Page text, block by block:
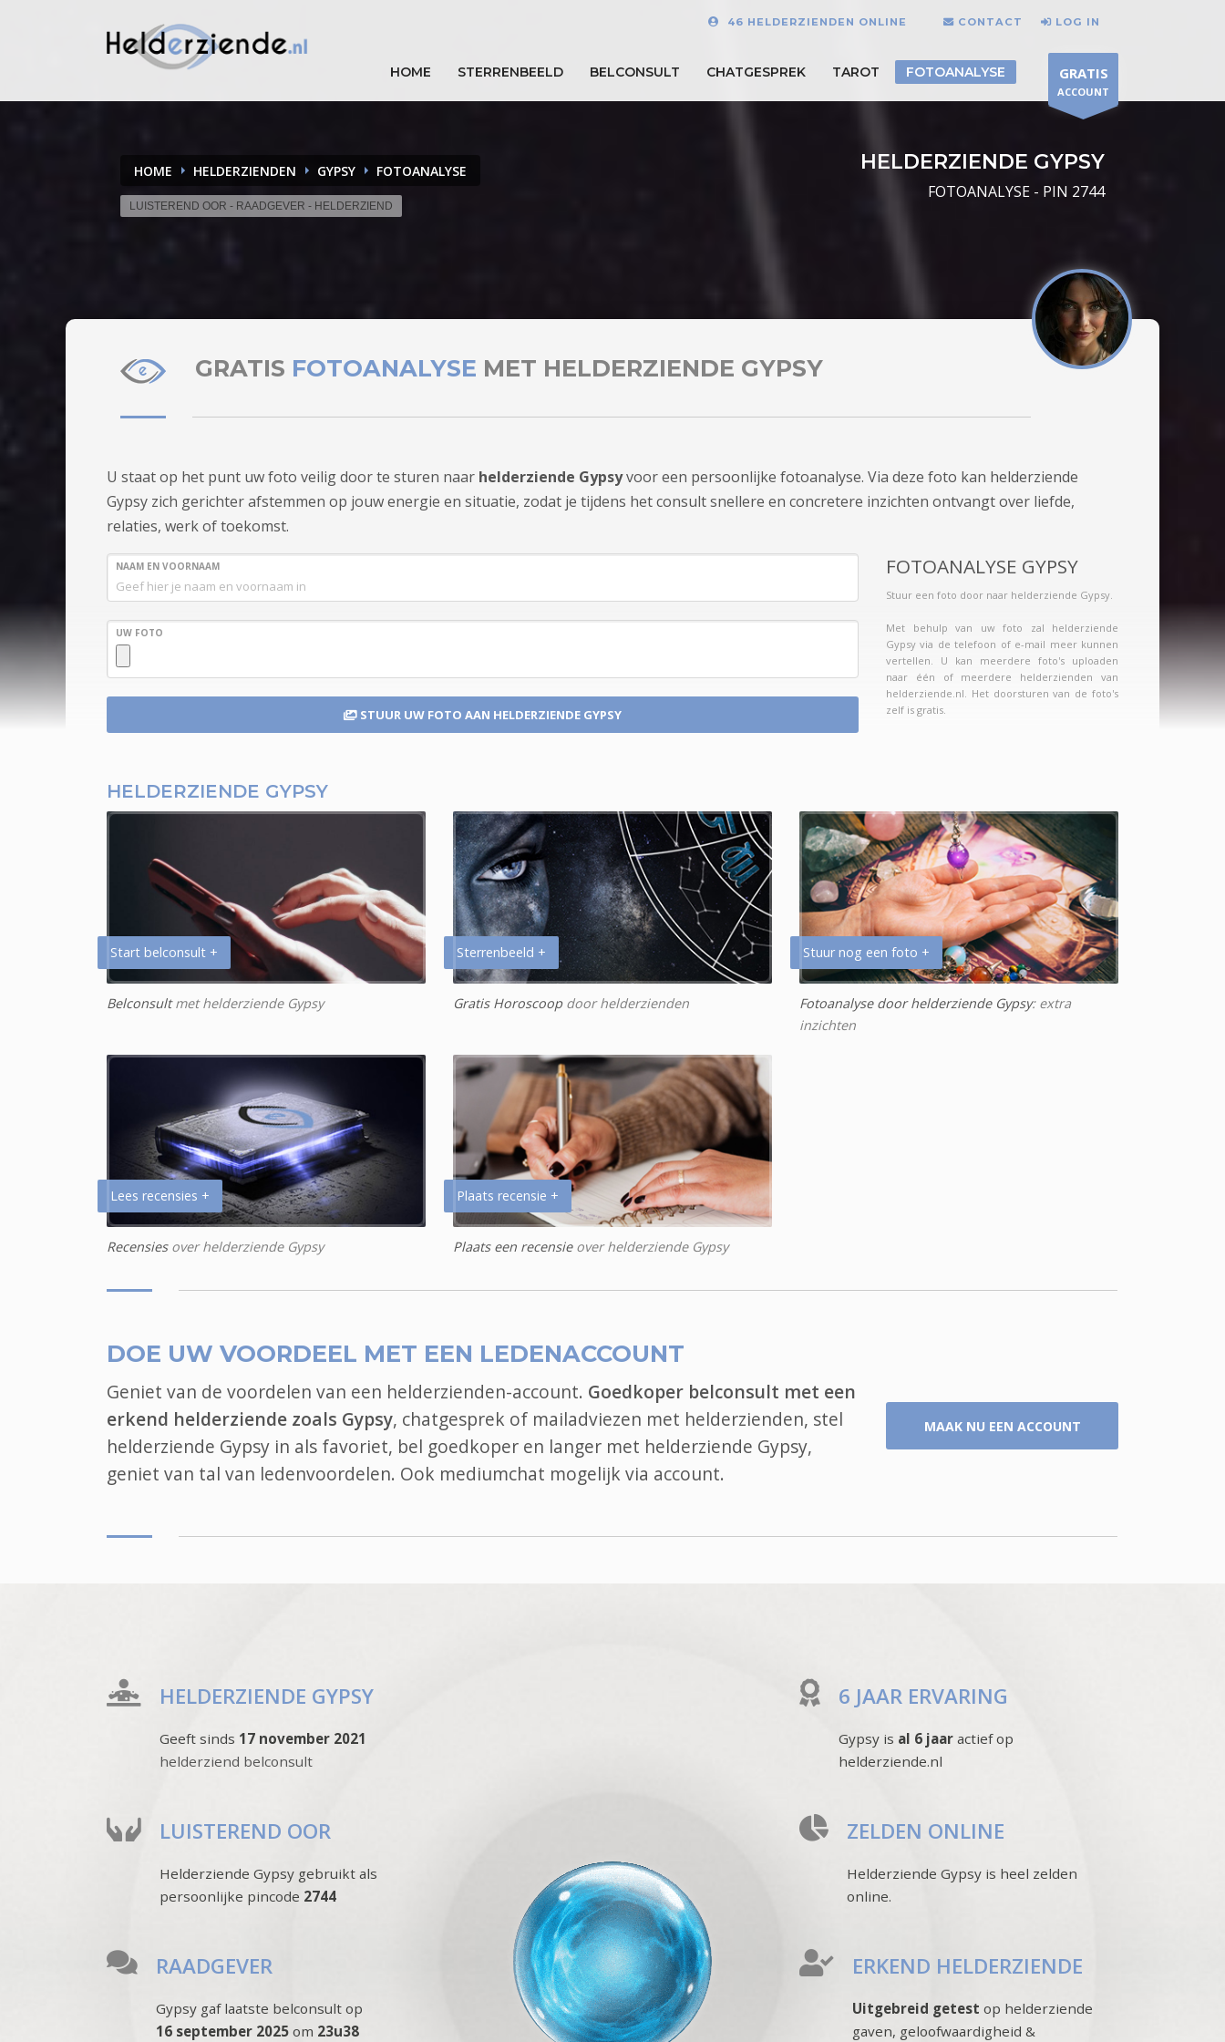
46 HELDERZIENDEN ONLINE CONTACT LOG IN
HOME STERRENBEELD BELCONSULT CHATGESPREK TAROT FOTOANALYSE GRATIS
ACCOUNT
HOME HELDERZIENDEN GYPSY FOTOANALYSE
LUISTEREND OOR - RAADGEVER - HELDERZIEND
HELDERZIENDE GYPSY
FOTOANALYSE - PIN 2744
GRATIS FOTOANALYSE MET HELDERZIENDE GYPSY
U staat op het punt uw foto veilig door te sturen naar helderziende Gypsyvoor een persoonlijke fotoanalyse. Via deze foto kan helderziende
Gypsy zich gerichter afstemmen op jouw energie en situatie, zodat je tijdens het consult snellere en concretere inzichten ontvangt over liefde,
relaties, werk of toekomst.
NAAM EN VOORNAAM
UW FOTO
STUUR UW FOTO AAN HELDERZIENDE GYPSY
FOTOANALYSE GYPSY
Stuur een foto door naar helderziende Gypsy.
Met behulp van uw foto zal helderziende
Gypsy via de telefoon of e-mail meer kunnen
vertellen. U kan meerdere foto's uploaden
naar één of meerdere helderzienden van
helderziende.nl. Het doorsturen van de foto's
zelf is gratis.
HELDERZIENDE GYPSY
Start belconsult +
Belconsultmet helderziende Gypsy
Sterrenbeeld +
Gratis Horoscoopdoor helderzienden
Stuur nog een foto +
Fotoanalyse door helderziende Gypsy: extra
inzichten
Lees recensies +
Recensiesover helderziende Gypsy
Plaats recensie +
Plaats een recensieover helderziende Gypsy
DOE UW VOORDEEL MET EEN LEDENACCOUNT
Geniet van de voordelen van een helderzienden-account. Goedkoper belconsult met een
erkend helderziende zoals Gypsy, chatgesprek of mailadviezen met helderzienden, stel
helderziende Gypsy in als favoriet, bel goedkoper en langer met helderziende Gypsy,
geniet van tal van ledenvoordelen. Ook mediumchat mogelijk via account.
MAAK NU EEN ACCOUNT
HELDERZIENDE GYPSY
Geeft sinds 17 november 2021
helderziend belconsult
LUISTEREND OOR
Helderziende Gypsy gebruikt als
persoonlijke pincode 2744
RAADGEVER
Gypsy gaf laatste belconsult op
16 september 2025 om 23u38
6 JAAR ERVARING
Gypsy is al 6 jaar actief op
helderziende.nl
ZELDEN ONLINE
Helderziende Gypsy is heel zelden
online.
ERKEND HELDERZIENDE
Uitgebreid getest op helderziende
gaven, geloofwaardigheid &